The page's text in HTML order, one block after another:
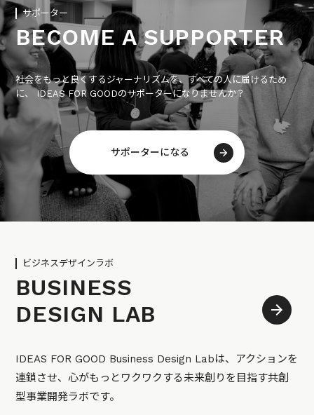
サポーター
BECOME A SUPPORTER
社会をもっと良くするジャーナリズムを、すべての人に届けるため
に、 IDEAS FOR GOODのサポーターになりませんか？
サポーターになる
ビジネスデザインラボ
BUSINESS
DESIGN LAB
IDEAS FOR GOOD Business Design Labは、アクションを
連鎖させ、心がもっとワクワクする未来創りを目指す共創
型事業開発ラボです。